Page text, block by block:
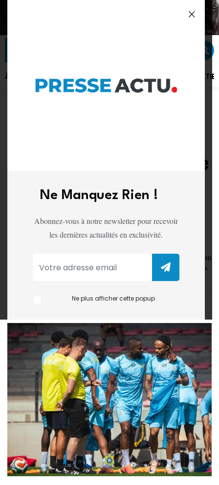
Ne Manquez Rien !
Abonnez-vous à notre newsletter pour recevoir
les dernières actualités en exclusivité.
Ne plus afficher cette popup
À LA UNE ACTUALITÉ POLITIQUE DIPLOMATIE
d’Ebola menace la tenue
du match amical RDC-
Chili
À quelques jours de son deuxième match amical de
préparation à la Coupe du monde 2026, la République
incertitude majeure. La rencontre prévue le 9 juin face au
Chili pourrait ne pas avoir lieu en raison des inquiétudes